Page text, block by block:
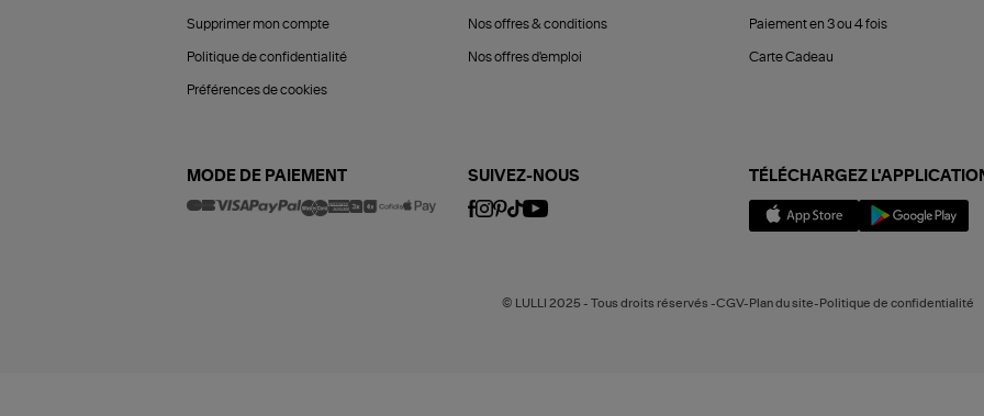
Supprimer mon compte
Politique de confidentialité
Préférences de cookies
Nos offres & conditions
Nos offres d'emploi
Paiement en 3 ou 4 fois
Carte Cadeau
MODE DE PAIEMENT SUIVEZ-NOUS TÉLÉCHARGEZ
© LULLI 2025 - Tous droits réservés -CGV-Plan du site-Politique de confidentialité